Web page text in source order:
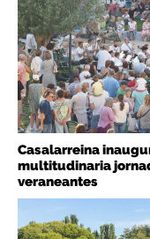
Casalarreina
multitudinaria
veraneantes